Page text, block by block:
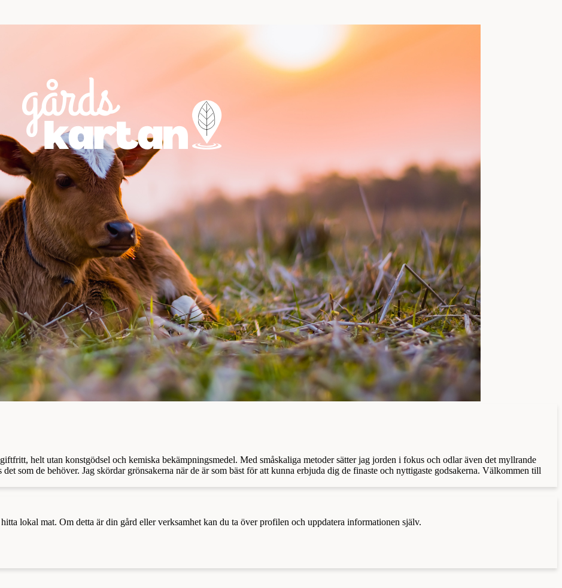
helt utan konstgödsel och kemiska bekämpningsmedel. Med småskaliga metoder sätter jag jorden i fokus och odlar även det myllrande
som de behöver. Jag skördar grönsakerna när de är som bäst för att kunna erbjuda dig de finaste och nyttigaste godsakerna. Välkommen till
lokal mat. Om detta är din gård eller verksamhet kan du ta över profilen och uppdatera informationen själv.